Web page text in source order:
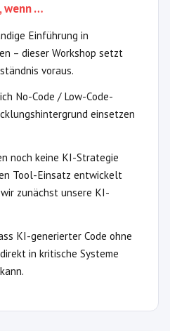
wenn …
Einführung in
– dieser Workshop setzt
voraus.
No-Code / Low-Code-
einsetzen
noch keine KI-Strategie
Tool-Einsatz entwickelt
zunächst unsere KI-
KI-generierter Code ohne
in kritische Systeme